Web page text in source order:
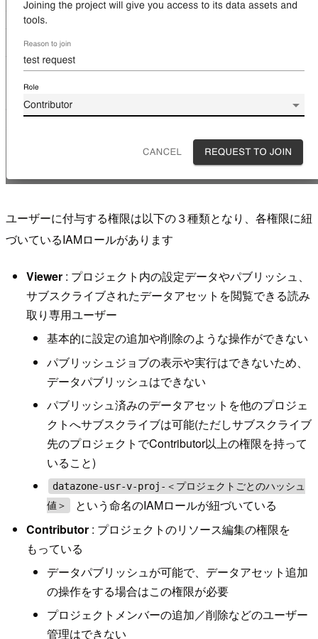
ユーザーに付与する権限は以下の３種類となり、各権限に紐
づいているIAMロールがあります
Viewer: プロジェクト内の設定データやパブリッシュ、
サブスクライブされたデータアセットを閲覧できる読み
取り専用ユーザー
基本的に設定の追加や削除のような操作ができない
パブリッシュジョブの表示や実行はできないため、
データパブリッシュはできない
パブリッシュ済みのデータアセットを他のプロジェ
クトへサブスクライブは可能(ただしサブスクライブ
先のプロジェクトでContributor以上の権限を持って
いること)
datazone-usr-v-proj-＜プロジェクトごとのハッシュ
値＞
という命名のIAMロールが紐づいている
Contributor: プロジェクトのリソース編集の権限を
もっている
データパブリッシュが可能で、データアセット追加
の操作をする場合はこの権限が必要
プロジェクトメンバーの追加／削除などのユーザー
管理はできない